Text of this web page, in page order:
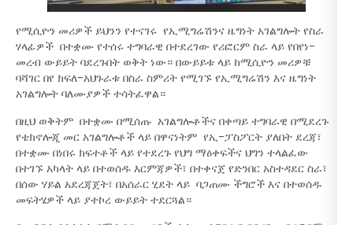
የሚሲዮን መሪዎች ይህንን የተናገሩ የኢሚግሬሽንና ዜግነት አገልግሎት የስራ
ሃላፊዎች በተቋሙ የተሰሩ ተግባራዊ በተደረገው የሪፎርም ስራ ላይ የበየነ-
መረብ ውይይት ባደረጉበት ወቅት ነው። በውይይቱ ላይ ከሚሲዮን መሪዎቹ
ባሻገር በየ ክፍለ-አህጉራቱ በስራ ስምሪት የሚገኙ የኢሚግሬሽን እና ዜግነት
አገልግሎት ባለሙያዎች ተሳትፈዋል።
በዚህ ወቅትም በተቋሙ በሚሰጡ አገልግሎቶችና በቀጣይ ተግባራዊ በሚደረጉ
የቴክኖሎጂ መር አገልግሎቶች ላይ በዋናነትም የኢ-ፓስፖርት ያለበት ደረጃ፣
በተቋሙ በነበሩ ክፍተቶች ላይ የተደረጉ የህግ ማዕቀፍችና ህግን ተላልፈው
በተገኙ አካላት ላይ በተወሰዱ እርምጃዎች፣ በተቀናጀ የድንበር አስተዳደር ስራ፣
በሰው ሃይል አደረጃጀት፣ በአሰራር ሂደት ላይ ባጋጠሙ ችግሮች እና በተወሰዱ
መፍትሄዎች ላይ ያተኮረ ውይይት ተደርጓል።